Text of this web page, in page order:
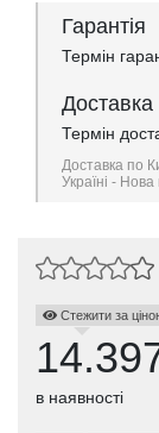
Гарантія
Термін
Доставка
Термін
Доставка по
Україні -
Стежити за
в наявності